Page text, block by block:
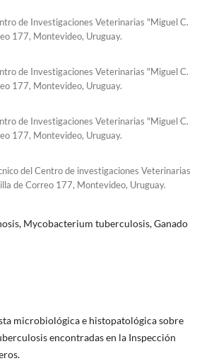
de Investigaciones Veterinarias "Miguel C.
177, Montevideo, Uruguay.
de Investigaciones Veterinarias "Miguel C.
177, Montevideo, Uruguay.
de Investigaciones Veterinarias "Miguel C.
177, Montevideo, Uruguay.
del Centro de investigaciones Veterinarias
de Correo 177, Montevideo, Uruguay.
Mycobacterium tuberculosis, Ganado
microbiológica e histopatológica sobre
encontradas en la Inspección